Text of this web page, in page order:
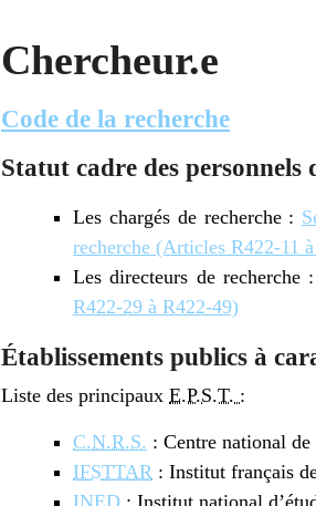
Chercheur.e
Code de la recherche
Statut cadre des personnels
Les chargés de recherche :
recherche (Articles R422-11
Les directeurs de recherche :
R422-29 à R422-49)
Établissements publics à
Liste des principaux E.P.S.T. :
C.N.R.S. : Centre national
IFSTTAR : Institut français